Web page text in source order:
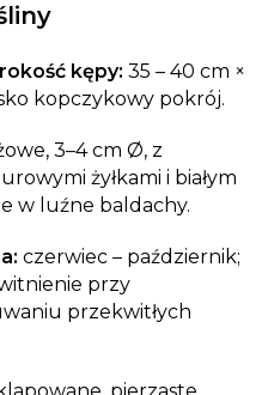
kępy: 35 – 40 cm ×
kopczykowy pokrój.
3–4 cm Ø, z
żyłkami i białym
w luźne baldachy.
czerwiec – październik;
przy
przekwitłych